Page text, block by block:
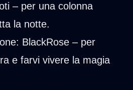
– per una colonna
la notte.
BlackRose – per
e farvi vivere la magia